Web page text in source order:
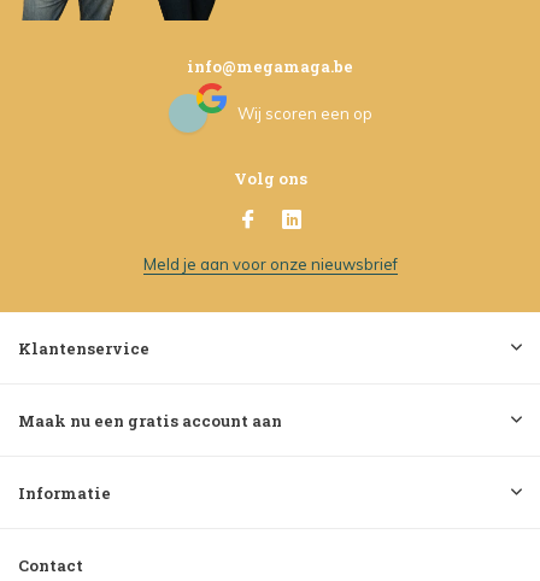
info@megamaga.be
Wij scoren een op
Volg ons
Meld je aan voor onze nieuwsbrief
Klantenservice
Maak nu een gratis account aan
Informatie
Contact